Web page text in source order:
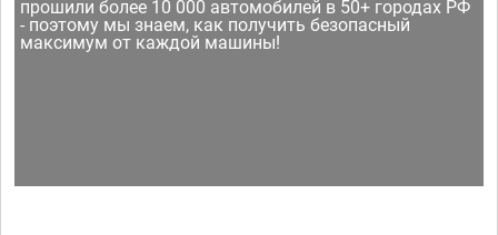
прошили более 10 000 автомобилей в 50+ городах РФ
- поэтому мы знаем, как получить безопасный
максимум от каждой машины!